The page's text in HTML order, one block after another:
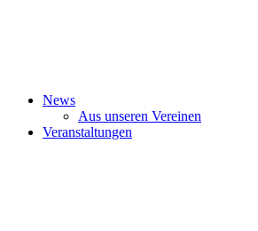
News
Aus unseren Vereinen
Veranstaltungen